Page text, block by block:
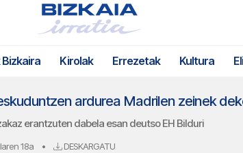
Kirolak Errezetak Kultura
erantzuten dabela esan deutso EH Bilduri
18a • DESKARGATU